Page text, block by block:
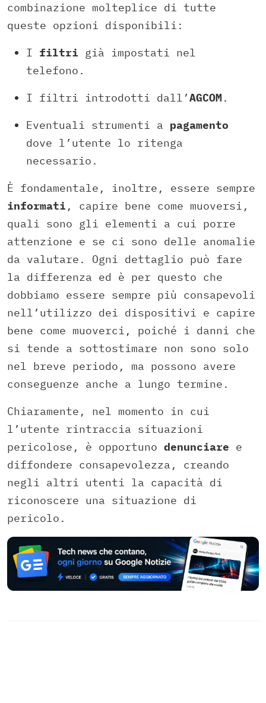
combinazione molteplice di tutte
queste opzioni disponibili:
I filtri già impostati nel
telefono.
I filtri introdotti dall’AGCOM .
Eventuali strumenti a pagamento
dove l’utente lo ritenga
necessario.
È fondamentale, inoltre, essere sempre
informati , capire bene come muoversi,
quali sono gli elementi a cui porre
attenzione e se ci sono delle anomalie
da valutare. Ogni dettaglio può fare
la differenza ed è per questo che
dobbiamo essere sempre più consapevoli
nell’utilizzo dei dispositivi e capire
bene come muoverci, poiché i danni che
si tende a sottostimare non sono solo
nel breve periodo, ma possono avere
conseguenze anche a lungo termine.
Chiaramente, nel momento in cui
l’utente rintraccia situazioni
pericolose, è opportuno denunciare e
diffondere consapevolezza, creando
negli altri utenti la capacità di
riconoscere una situazione di
pericolo.